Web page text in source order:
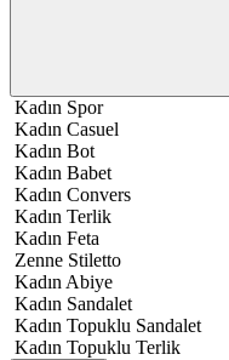
Kadın Spor
Kadın Casuel
Kadın Bot
Kadın Babet
Kadın Convers
Kadın Terlik
Kadın Feta
Zenne Stiletto
Kadın Abiye
Kadın Sandalet
Kadın Topuklu Sandalet
Kadın Topuklu Terlik